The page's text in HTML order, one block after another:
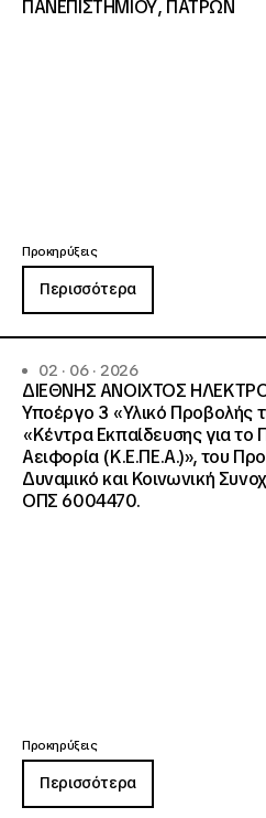
ΠΑΝΕΠΙΣΤΗΜΙΟΥ, ΠΑΤΡΩΝ
Προκηρύξεις
Περισσότερα
02 · 06 · 2026
ΔΙΕΘΝΗΣ ΑΝΟΙΧΤΟΣ
Υποέργο 3 «Υλικό Προβολής
«Κέντρα Εκπαίδευσης για το
Αειφορία (Κ.Ε.ΠΕ.Α.)», του
Δυναμικό και Κοινωνική
ΟΠΣ 6004470.
Προκηρύξεις
Περισσότερα